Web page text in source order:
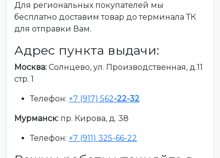
Для региональных покупателей мы
бесплатно доставим товар до терминала ТК
для отправки Вам.
Адрес пункта выдачи:
Москва: Солнцево, ул. Производственная, д.11
стр. 1
Телефон: +7 (917) 562-22-32
Мурманск: пр. Кирова, д. 38
Телефон: +7 (911) 325-66-22